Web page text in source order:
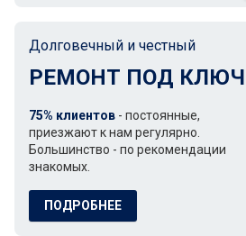
Долговечный и честный
РЕМОНТ ПОД КЛЮЧ
75% клиентов - постоянные,
приезжают к нам регулярно.
Большинство - по рекомендации
знакомых.
ПОДРОБНЕЕ